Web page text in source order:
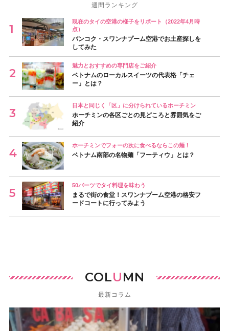
週間ランキング
現在のタイの空港の様子をリポート（2022年4月時
点）
バンコク・スワンナプーム空港でお土産探しを
してみた
魅力とおすすめの専門店をご紹介
ベトナムのローカルスイーツの代表格「チェ
ー」とは？
日本と同じく「区」に分けられているホーチミン
ホーチミンの各区ごとの見どころと雰囲気をご
紹介
ホーチミンでフォーの次に食べるならこの麺！
ベトナム南部の名物麺「フーティウ」とは？
50バーツでタイ料理を味わう
まるで街の食堂！スワンナプーム空港の格安フ
ードコートに行ってみよう
COLUMN
最新コラム